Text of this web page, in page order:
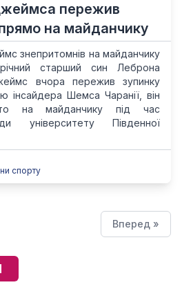
пережив
на майданчику
знепритомнів на майданчику
старший син Леброна
вчора пережив зупинку
інсайдера Шемса Чаранії, він
на майданчику під час
університету Південної
спорту
Вперед »